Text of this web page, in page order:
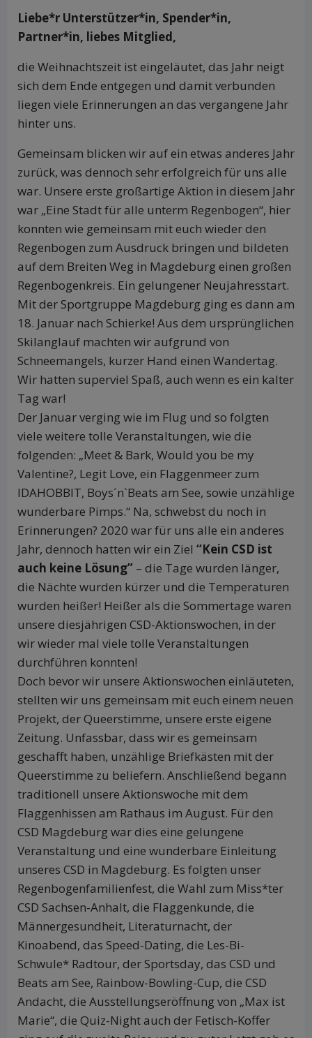
Liebe*r Unterstützer*in, Spender*in,
Partner*in, liebes Mitglied,
die Weihnachtszeit ist eingeläutet, das Jahr neigt
sich dem Ende entgegen und damit verbunden
liegen viele Erinnerungen an das vergangene Jahr
hinter uns.
Gemeinsam blicken wir auf ein etwas anderes Jahr
zurück, was dennoch sehr erfolgreich für uns alle
war. Unsere erste großartige Aktion in diesem Jahr
war „Eine Stadt für alle unterm Regenbogen“, hier
konnten wie gemeinsam mit euch wieder den
Regenbogen zum Ausdruck bringen und bildeten
auf dem Breiten Weg in Magdeburg einen großen
Regenbogenkreis. Ein gelungener Neujahresstart.
Mit der Sportgruppe Magdeburg ging es dann am
18. Januar nach Schierke! Aus dem ursprünglichen
Skilanglauf machten wir aufgrund von
Schneemangels, kurzer Hand einen Wandertag.
Wir hatten superviel Spaß, auch wenn es ein kalter
Tag war!
Der Januar verging wie im Flug und so folgten
viele weitere tolle Veranstaltungen, wie die
folgenden: „Meet & Bark, Would you be my
Valentine?, Legit Love, ein Flaggenmeer zum
IDAHOBBIT, Boys´n`Beats am See, sowie unzählige
wunderbare Pimps.“ Na, schwebst du noch in
Erinnerungen? 2020 war für uns alle ein anderes
Jahr, dennoch hatten wir ein Ziel “Kein CSD ist
auch keine Lösung” – die Tage wurden länger,
die Nächte wurden kürzer und die Temperaturen
wurden heißer! Heißer als die Sommertage waren
unsere diesjährigen CSD-Aktionswochen, in der
wir wieder mal viele tolle Veranstaltungen
durchführen konnten!
Doch bevor wir unsere Aktionswochen einläuteten,
stellten wir uns gemeinsam mit euch einem neuen
Projekt, der Queerstimme, unsere erste eigene
Zeitung. Unfassbar, dass wir es gemeinsam
geschafft haben, unzählige Briefkästen mit der
Queerstimme zu beliefern. Anschließend begann
traditionell unsere Aktionswoche mit dem
Flaggenhissen am Rathaus im August. Für den
CSD Magdeburg war dies eine gelungene
Veranstaltung und eine wunderbare Einleitung
unseres CSD in Magdeburg. Es folgten unser
Regenbogenfamilienfest, die Wahl zum Miss*ter
CSD Sachsen-Anhalt, die Flaggenkunde, die
Männergesundheit, Literaturnacht, der
Kinoabend, das Speed-Dating, die Les-Bi-
Schwule* Radtour, der Sportsday, das CSD und
Beats am See, Rainbow-Bowling-Cup, die CSD
Andacht, die Ausstellungseröffnung von „Max ist
Marie“, die Quiz-Night auch der Fetisch-Koffer